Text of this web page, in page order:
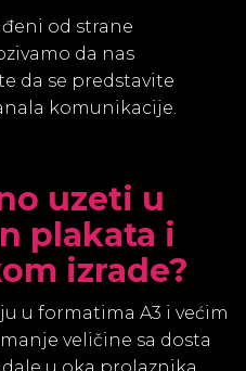
od strane
da nas
da se predstavite
komunikacije.
uzeti u
plakata i
izrade?
u formatima A3 i većim
veličine sa dosta